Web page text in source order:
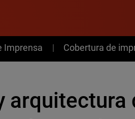
Imprensa Cobertura de
arquitectura